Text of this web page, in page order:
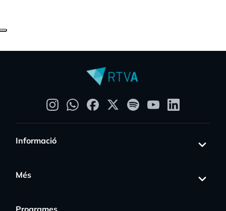
Informació
Més